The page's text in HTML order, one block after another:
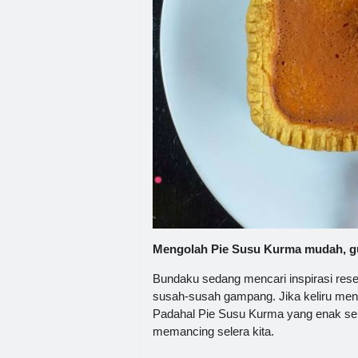
Mengolah Pie Susu Kurma mudah,
Bundaku sedang mencari inspirasi
susah-susah gampang. Jika keliru
Padahal Pie Susu Kurma yang enak
memancing selera kita.